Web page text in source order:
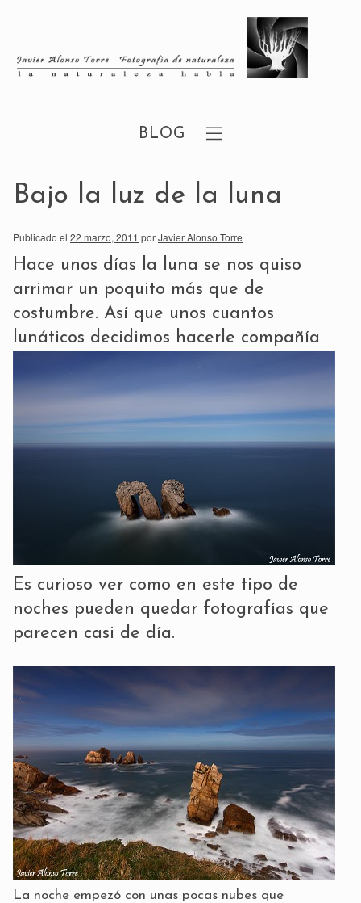
BLOG
Bajo la luz de la luna
Publicado el 22 marzo, 2011 porJavier Alonso Torre
Hace unos días la luna se nos quiso
arrimar un poquito más que de
costumbre. Así que unos cuantos
lunáticos decidimos hacerle compañía
Es curioso ver como en este tipo de
noches pueden quedar fotografías que
parecen casi de día.
La noche empezó con unas pocas nubes que